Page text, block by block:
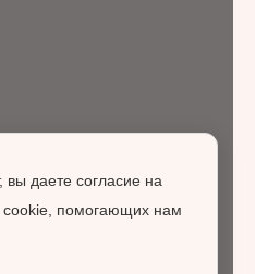
вы даете согласие на
cookie, помогающих нам